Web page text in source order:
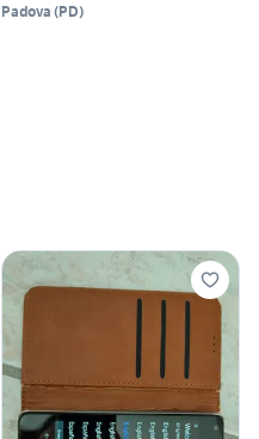
Padova (PD)